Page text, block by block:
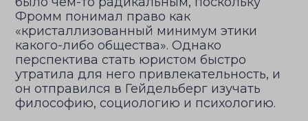
Фромм понимал право как
«кристаллизованный минимум этики
какого-либо общества». Однако
перспектива стать юристом быстро
утратила для него привлекательность, и
он отправился в Гейдельберг изучать
философию, социологию и психологию.